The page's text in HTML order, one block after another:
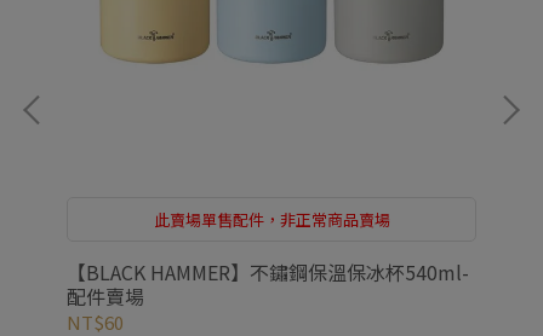
此賣場單售配件，非正常商品賣場
【BLACK HAMMER】不鏽鋼保溫保冰杯540ml-
配件賣場
NT$60